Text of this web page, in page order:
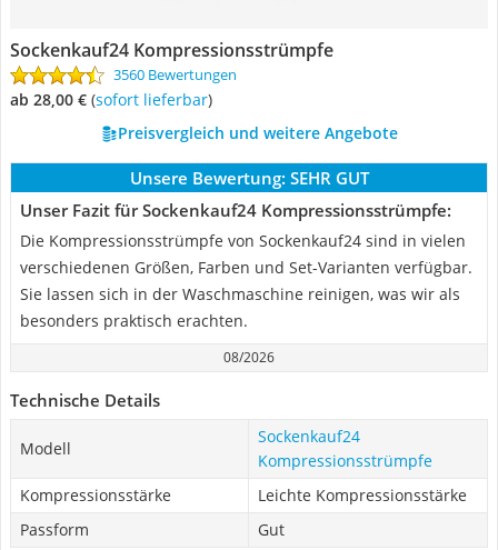
Sockenkauf24 Kompressionsstrümpfe
3560 Bewertungen
ab 28,00 € ( Sofort lieferbar)
Preisvergleich und weitere Angebote
Unsere Bewertung: SEHR GUT
Unser Fazit für Sockenkauf24 Kompressionsstrümpfe:
Die Kompressionsstrümpfe von Sockenkauf24 sind in vielen
verschiedenen Größen, Farben und Set-Varianten verfügbar.
Sie lassen sich in der Waschmaschine reinigen, was wir als
besonders praktisch erachten.
08/2026
Technische Details
Modell
Sockenkauf24
Kompressionsstrümpfe
Kompressionsstärke
Leichte Kompressionsstärke
Passform
Gut